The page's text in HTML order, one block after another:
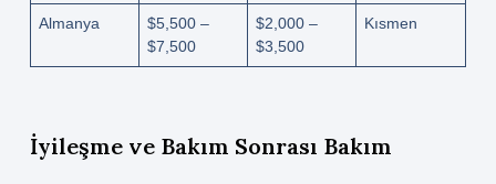
Almanya
$5,500 –
$7,500
$2,000 –
$3,500
Kısmen
İyileşme ve Bakım Sonrası Bakım